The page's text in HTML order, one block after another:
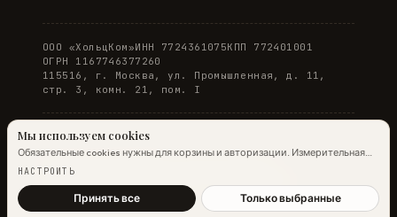
ООО «ХольцКом»ИНН 7724361075КПП 772401001
ОГРН 1167746377260
115516, г. Москва, ул. Промышленная, д. 11,
стр. 3, комн. 21, пом. I
© 2026 WOODONLINE. Все права защищены.
Мы используем cookies
Обязательные cookies нужны для корзины и авторизации. Измерительная
аналитика Яндекс.Метрики работает на обычных страницах всегда;
Подробнее →
НАСТРОИТЬ
Принять все Только выбранные